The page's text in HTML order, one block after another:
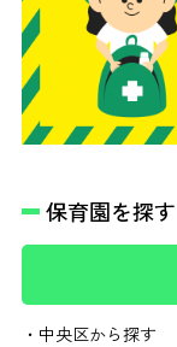
保育園を探す
・中央区から探す